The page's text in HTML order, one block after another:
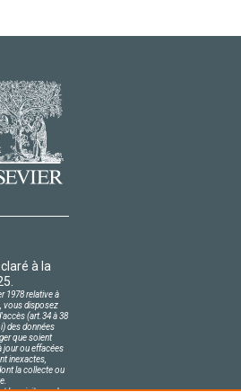
à la
1978 relative à
vous disposez
(art.34 à 38
des données
que soient
jour ou effacées
inexactes,
la collecte ou